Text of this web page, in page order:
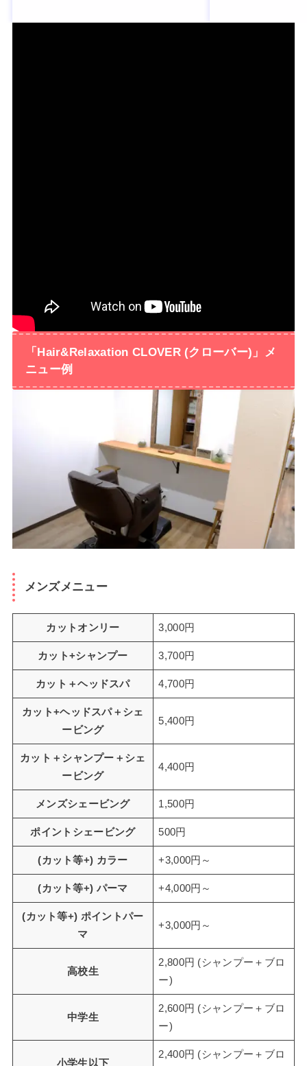
「Hair&Relaxation CLOVER (クローバー)」メ
ニュー例
メンズメニュー
カットオンリー 3,000円
カット+シャンプー 3,700円
カット＋ヘッドスパ 4,700円
カット+ヘッドスパ＋シェ
ービング
5,400円
カット＋シャンプー＋シェ
ービング
4,400円
メンズシェービング 1,500円
ポイントシェービング 500円
(カット等+) カラー +3,000円～
(カット等+) パーマ +4,000円～
(カット等+) ポイントパー
マ
+3,000円～
高校生
2,800円 (シャンプー＋ブロ
ー)
中学生
2,600円 (シャンプー＋ブロ
ー)
小学生以下
2,400円 (シャンプー＋ブロ